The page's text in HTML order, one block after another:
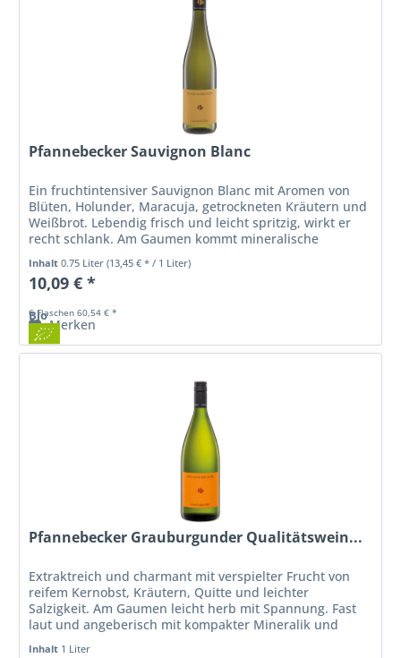
Bio
Pfannebecker Sauvignon Blanc
Ein fruchtintensiver Sauvignon Blanc mit Aromen von
Blüten, Holunder, Maracuja, getrockneten Kräutern und
Weißbrot. Lebendig frisch und leicht spritzig, wirkt er
recht schlank. Am Gaumen kommt mineralische
Inhalt0.75 Liter(13,45 € * / 1 Liter)
10,09 € *
6 Flaschen 60,54 € *
Merken
Pfannebecker Grauburgunder Qualitätswein...
Extraktreich und charmant mit verspielter Frucht von
reifem Kernobst, Kräutern, Quitte und leichter
Salzigkeit. Am Gaumen leicht herb mit Spannung. Fast
laut und angeberisch mit kompakter Mineralik und
festem Körper. Gutes...
Inhalt 1 Liter